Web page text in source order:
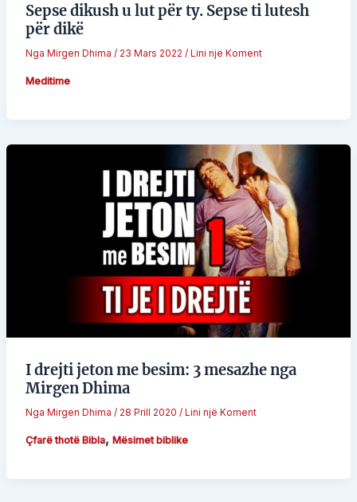
Sepse dikush u lut për ty. Sepse ti lutesh
për dikë
Nga Mirgen Dhima / 23 Mars 2022 / Lini një Koment
Meditime
I drejti jeton me besim: 3 mesazhe nga
Mirgen Dhima
Nga Mirgen Dhima / 28 Prill 2020 / Lini një Koment
Çfarë thotë Bibla, Mësimet biblike